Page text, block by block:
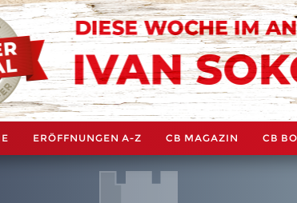
ERÖFFNUNGEN A-Z CB MAGAZIN CB